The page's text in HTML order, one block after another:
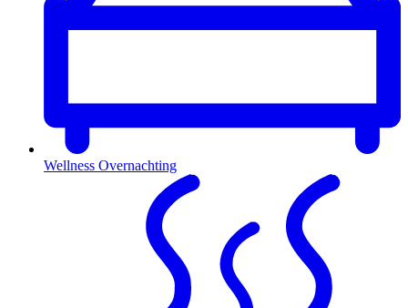
Wellness Overnachting